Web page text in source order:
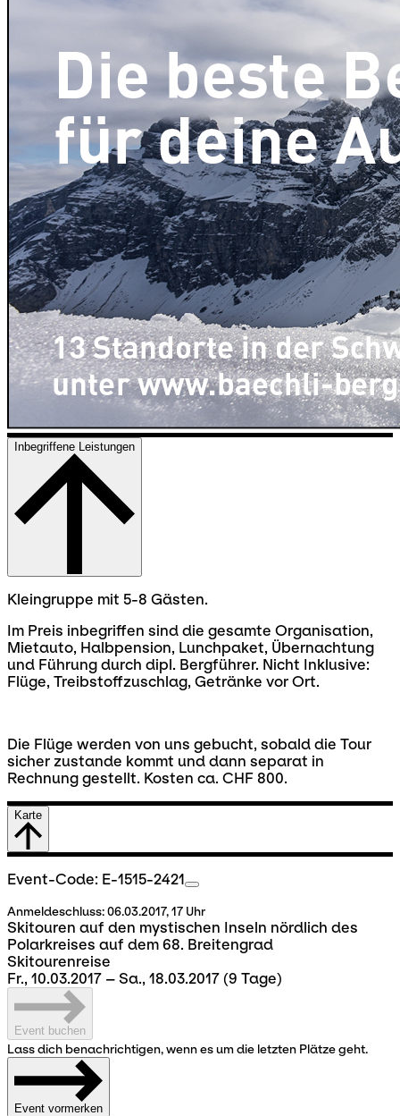
Inbegriffene Leistungen
Kleingruppe mit 5-8 Gästen.
Im Preis inbegriffen sind die gesamte Organisation,
Mietauto, Halbpension, Lunchpaket, Übernachtung
und Führung durch dipl. Bergführer. Nicht Inklusive:
Flüge, Treibstoffzuschlag, Getränke vor Ort.
Die Flüge werden von uns gebucht, sobald die Tour
sicher zustande kommt und dann separat in
Rechnung gestellt. Kosten ca. CHF 800.
Karte
Event-Code: E-1515-2421
Anmeldeschluss:06.03.2017, 17 Uhr
Skitouren auf den mystischen Inseln nördlich des
Polarkreises auf dem 68. Breitengrad
Skitourenreise
Fr., 10.03.2017 – Sa., 18.03.2017 (9 Tage)
Event buchen
Lass dich benachrichtigen, wenn es um die letzten Plätze geht.
Event vormerken